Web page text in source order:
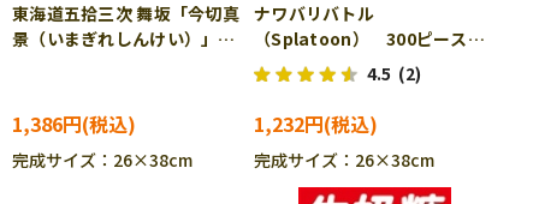
東海道五拾三次 舞坂「今切真
景（いまぎれしんけい）」
1,386円
完成サイズ：26×38cm
ナワバリバトル
（Splatoon） 300ピース
ジグソーパズル ENS-300-
1195
4.5 (2)
1,232円
完成サイズ：26×38cm